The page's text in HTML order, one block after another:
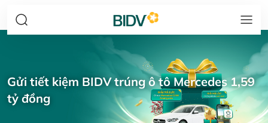
Gửi tiết kiệm BIDV trúng ô tô Mercedes 1,59
tỷ đồng